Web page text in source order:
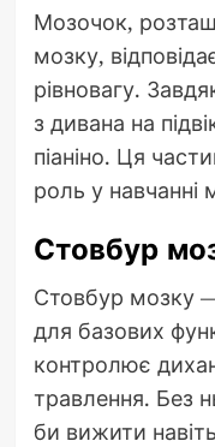
Мозочок,
мозку,
рівновагу.
з дивана на
піаніно. Ця
роль у навчанні
Стовбур
Стовбур мозку
для базових
контролює
травлення. Без
би вижити